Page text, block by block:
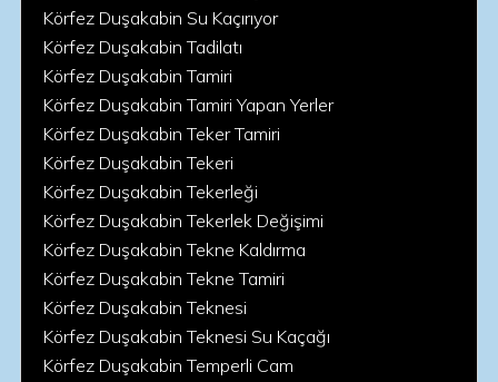
Körfez Duşakabin Su Kaçırıyor
Körfez Duşakabin Tadilatı
Körfez Duşakabin Tamiri
Körfez Duşakabin Tamiri Yapan Yerler
Körfez Duşakabin Teker Tamiri
Körfez Duşakabin Tekeri
Körfez Duşakabin Tekerleği
Körfez Duşakabin Tekerlek Değişimi
Körfez Duşakabin Tekne Kaldırma
Körfez Duşakabin Tekne Tamiri
Körfez Duşakabin Teknesi
Körfez Duşakabin Teknesi Su Kaçağı
Körfez Duşakabin Temperli Cam